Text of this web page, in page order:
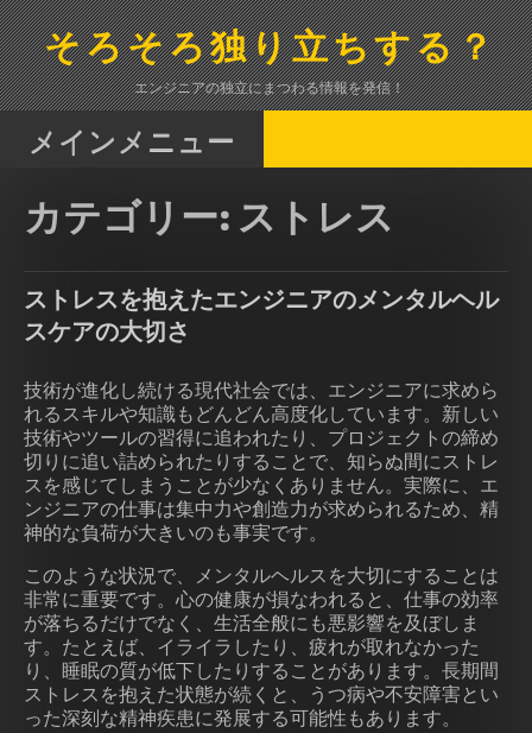
コ
ン
テ
ン
ツ
そろそろ独り立ちする？
エンジニアの独立にまつわる情報を発信！
メインメニュー
カテゴリー: ストレス
ストレスを抱えたエンジニアのメンタルヘル
スケアの大切さ
技術が進化し続ける現代社会では、エンジニアに求めら
れるスキルや知識もどんどん高度化しています。新しい
技術やツールの習得に追われたり、プロジェクトの締め
切りに追い詰められたりすることで、知らぬ間にストレ
スを感じてしまうことが少なくありません。実際に、エ
ンジニアの仕事は集中力や創造力が求められるため、精
神的な負荷が大きいのも事実です。
このような状況で、メンタルヘルスを大切にすることは
非常に重要です。心の健康が損なわれると、仕事の効率
が落ちるだけでなく、生活全般にも悪影響を及ぼしま
す。たとえば、イライラしたり、疲れが取れなかった
り、睡眠の質が低下したりすることがあります。長期間
ストレスを抱えた状態が続くと、うつ病や不安障害とい
った深刻な精神疾患に発展する可能性もあります。